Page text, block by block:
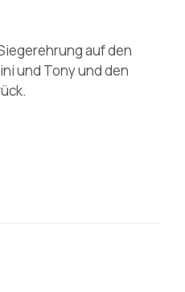
auf den
und Tony und den